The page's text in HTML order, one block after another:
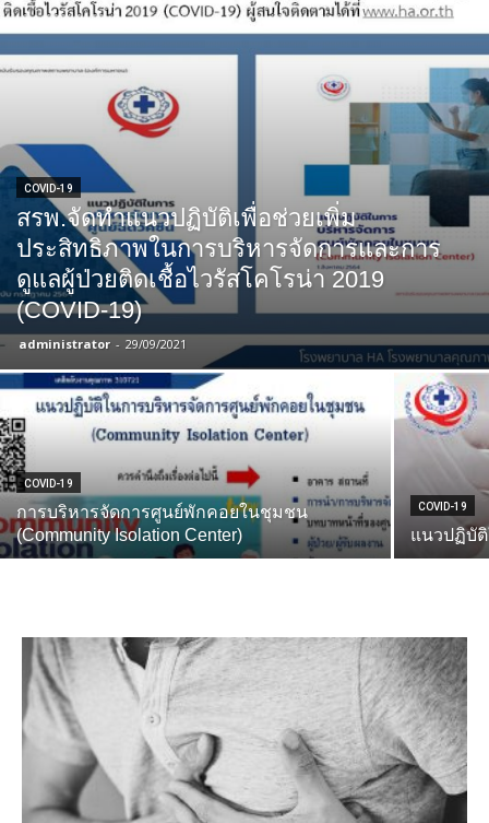
COVID-19
สรพ.จัดทำแนวปฏิบัติเพื่อช่วยเพิ่ม
ประสิทธิภาพในการบริหารจัดการและการ
ดูแลผู้ป่วยติดเชื้อไวรัสโคโรน่า 2019
(COVID-19)
administrator - 29/09/2021
COVID-19
การบริหารจัดการศูนย์พักคอยในชุมชน
(Community Isolation Center)
COVID-19
แนวปฏิบั